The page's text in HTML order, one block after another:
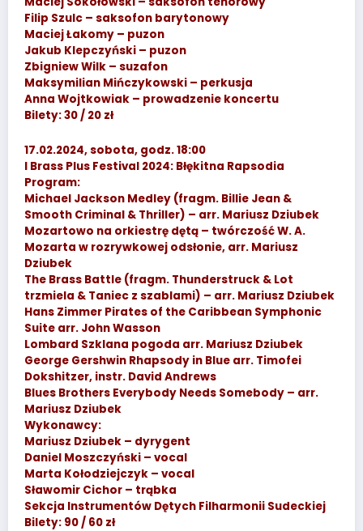
Filip Szulc – saksofon barytonowy
Maciej Łakomy – puzon
Jakub Klepczyński – puzon
Zbigniew Wilk – suzafon
Maksymilian Mińczykowski – perkusja
Anna Wojtkowiak – prowadzenie koncertu
Bilety: 30 / 20 zł
17.02.2024, sobota, godz. 18:00
I Brass Plus Festival 2024: Błękitna Rapsodia
Program:
Michael Jackson Medley (fragm. Billie Jean &
Smooth Criminal & Thriller) – arr. Mariusz Dziubek
Mozartowo na orkiestrę dętą – twórczość W. A.
Mozarta w rozrywkowej odsłonie, arr. Mariusz
Dziubek
The Brass Battle (fragm. Thunderstruck & Lot
trzmiela & Taniec z szablami) – arr. Mariusz Dziubek
Hans Zimmer Pirates of the Caribbean Symphonic
Suite arr. John Wasson
Lombard Szklana pogoda arr. Mariusz Dziubek
George Gershwin Rhapsody in Blue arr. Timofei
Dokshitzer, instr. David Andrews
Blues Brothers Everybody Needs Somebody – arr.
Mariusz Dziubek
Wykonawcy:
Mariusz Dziubek – dyrygent
Daniel Moszczyński – vocal
Marta Kołodziejczyk – vocal
Sławomir Cichor – trąbka
Sekcja Instrumentów Dętych Filharmonii Sudeckiej
Bilety: 90 / 60 zł